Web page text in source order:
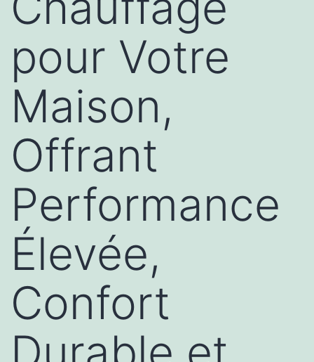
pour Votre
Maison,
Offrant
Performance
Élevée,
Confort